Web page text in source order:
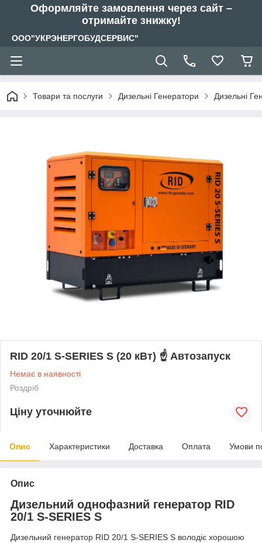
Оформляйте замовлення через сайт –
отримайте знижку!
ООО"УКРЭНЕРГОБУДСЕРВИС"
Товари та послуги Дизельні Генератори Дизельні
RID 20/1 S-SERIES S (20 кВт) ☝ Автозапуск
Немає в наявності
Роздріб
Ціну уточнюйте
Опис Характеристики Доставка Оплата Умови
Опис
Дизельний однофазний генератор RID
20/1 S-SERIES S
Дизельний генератор RID 20/1 S-SERIES S володіє хорошою